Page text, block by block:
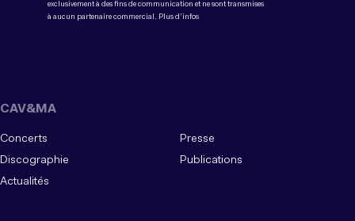
exclusivement à des fins de communication et ne sont transmises
à aucun partenaire commercial. Plus d’infos
CAV&MA
Concerts
Presse
Discographie
Publications
Actualités